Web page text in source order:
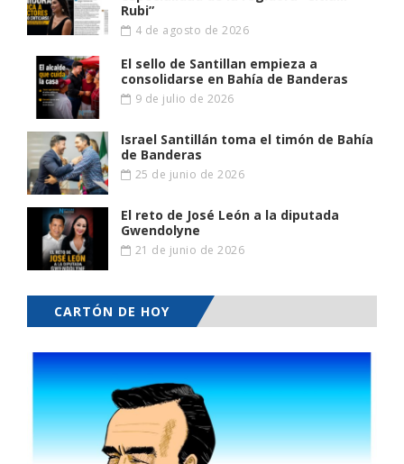
Rubi”
4 de agosto de 2026
El sello de Santillan empieza a
consolidarse en Bahía de Banderas
9 de julio de 2026
Israel Santillán toma el timón de Bahía
de Banderas
25 de junio de 2026
El reto de José León a la diputada
Gwendolyne
21 de junio de 2026
CARTÓN DE HOY